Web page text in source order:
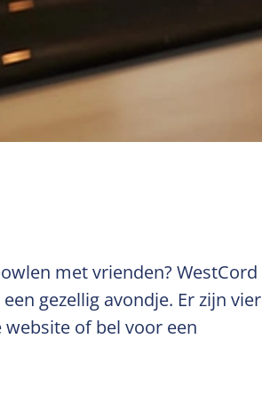
met vrienden? WestCord
gezellig avondje. Er zijn vier
of bel voor een